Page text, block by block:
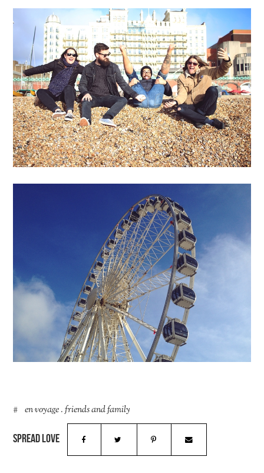
en voyage.friends and family